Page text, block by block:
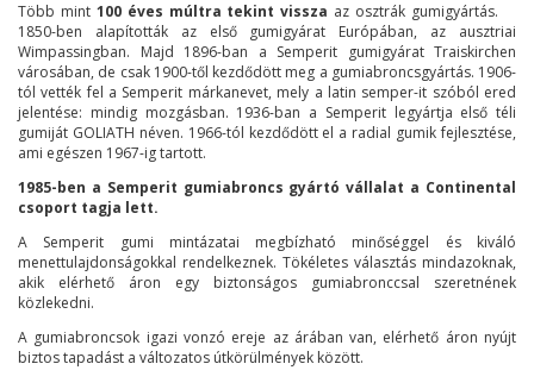
Több mint 100 éves múltra tekint vissza az osztrák gumigyártás.
1850-ben alapították az első gumigyárat Európában, az ausztriai
Wimpassingban. Majd 1896-ban a Semperit gumigyárat Traiskirchen
városában, de csak 1900-től kezdődött meg a gumiabroncsgyártás. 1906-
tól vették fel a Semperit márkanevet, mely a latin semper-it szóból ered
jelentése: mindig mozgásban. 1936-ban a Semperit legyártja első téli
gumiját GOLIATH néven. 1966-tól kezdődött el a radial gumik fejlesztése,
ami egészen 1967-ig tartott.
1985-ben a Semperit gumiabroncs gyártó vállalat a Continental
csoport tagja lett.
A Semperit gumi mintázatai megbízható minőséggel és kiváló
menettulajdonságokkal rendelkeznek. Tökéletes választás mindazoknak,
akik elérhető áron egy biztonságos gumiabronccsal szeretnének
közlekedni.
A gumiabroncsok igazi vonzó ereje az árában van, elérhető áron nyújt
biztos tapadást a változatos útkörülmények között.